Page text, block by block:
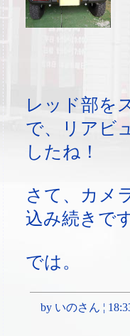
レッド部を
で、リアビ
したね！
さて、カメ
込み続きで
では。
by いのさん ¦